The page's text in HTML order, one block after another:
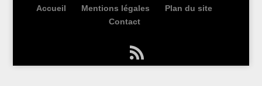
Accueil Mentions légales
Plan du site
Contact